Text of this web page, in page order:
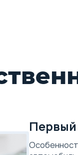
Первый